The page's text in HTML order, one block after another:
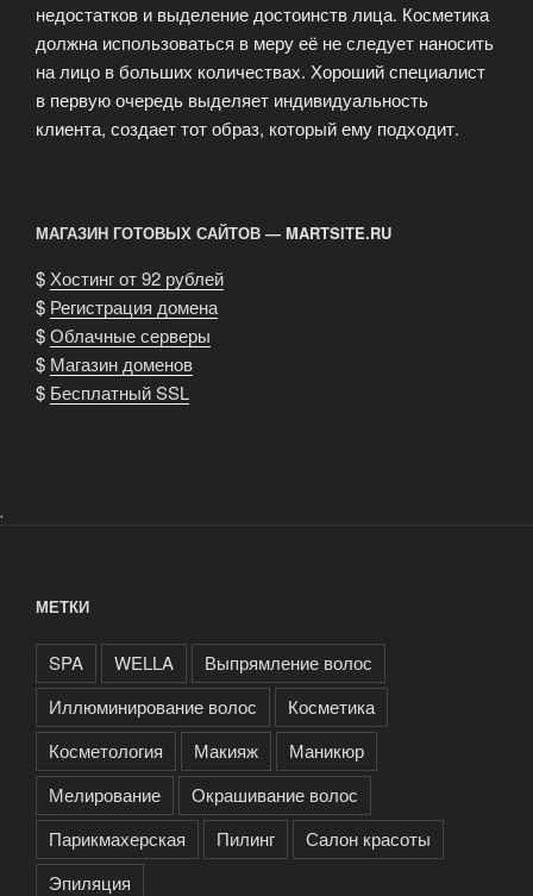
недостатков и выделение достоинств лица. Косметика
должна использоваться в меру её не следует наносить
на лицо в больших количествах. Хороший специалист
в первую очередь выделяет индивидуальность
клиента, создает тот образ, который ему подходит.
МАГАЗИН ГОТОВЫХ САЙТОВ — MARTSITE.RU
$ Хостинг от 92 рублей
$ Регистрация домена
$Облачные серверы
$ Магазин доменов
$ Бесплатный SSL
.
МЕТКИ
SPA WELLA
Выпрямление волос
Иллюминирование волос
Косметика
Косметология
Макияж
Маникюр
Мелирование
Окрашивание волос
Парикмахерская
Пилинг
Салон красоты
Эпиляция